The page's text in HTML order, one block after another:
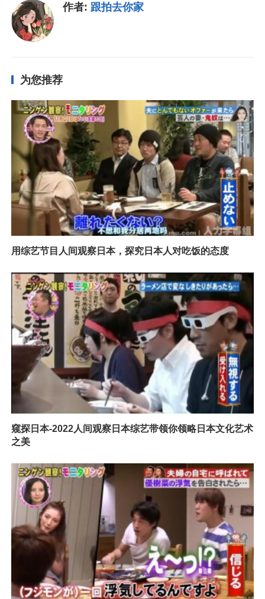
作者: 跟拍去你家
为您推荐
用综艺节目人间观察日本，探究日本人对吃饭的态度
窥探日本-2022人间观察日本综艺带领你领略日本文化艺术
之美